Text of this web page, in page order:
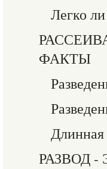
Легко
ФАКТЫ
РАЗВОД